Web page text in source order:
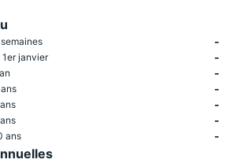
-
1er janvier -
-
-
-
-
ans -